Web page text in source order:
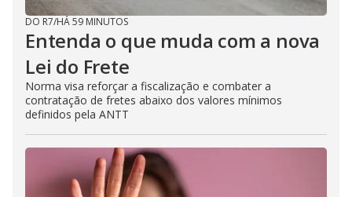
DO R7/HÁ 59 MINUTOS
Entenda o que muda com a nova
Lei do Frete
Norma visa reforçar a fiscalização e combater a
contratação de fretes abaixo dos valores mínimos
definidos pela ANTT